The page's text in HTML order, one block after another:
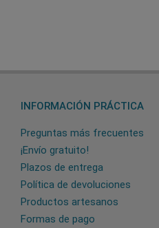
INFORMACIÓN PRÁCTICA
Preguntas más frecuentes
¡Envío gratuito!
Plazos de entrega
Política de devoluciones
Productos artesanos
Formas de pago